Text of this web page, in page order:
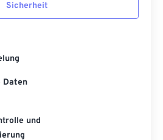
Sicherheit
Daten
und